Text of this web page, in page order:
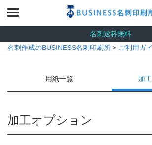
名刺送料無料
名刺作成のBUSINESS名刺印刷所 > ご利用ガ
用紙一覧 加
加工オプション